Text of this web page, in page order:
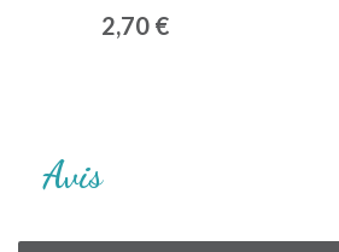
2,70 €
Avis